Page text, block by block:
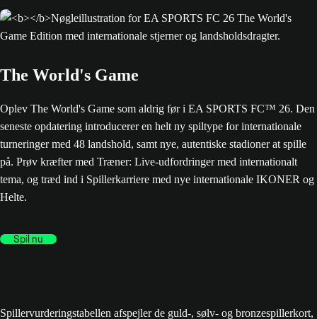
The World's Game
Oplev The World's Game som aldrig før i EA SPORTS FC™ 26. Den
seneste opdatering introducerer en helt ny spiltype for internationale
turneringer med 48 landshold, samt nye, autentiske stadioner at spille
på. Prøv kræfter med Træner: Live-udfordringer med internationalt
tema, og træd ind i Spillerkarriere med nye internationale IKONER og
Helte.
Spil nu
Spillervurderingstabellen afspejler de guld-, sølv- og bronzespillerkort,